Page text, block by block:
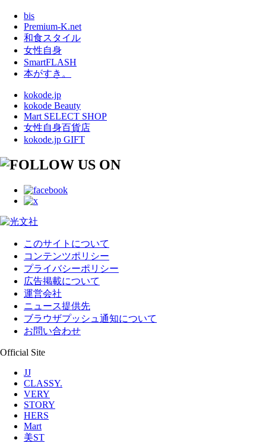
bis
Premium-K.net
和食スタイル
女性自身
SmartFLASH
本がすき。
kokode.jp
kokode Beauty
Mart SELECT SHOP
女性自身百貨店
kokode.jp GIFT
このサイトについて
コンテンツポリシー
プライバシーポリシー
広告掲載について
運営会社
ニュース提供先
ブラウザプッシュ通知について
お問い合わせ
Official Site
JJ
CLASSY.
VERY
STORY
HERS
Mart
美ST